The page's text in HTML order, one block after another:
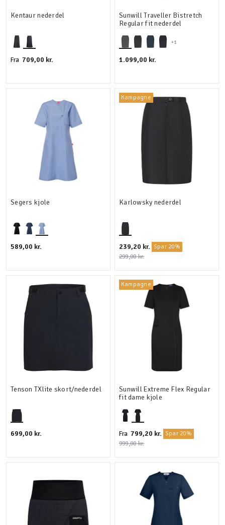
Kentaur nederdel
Fra 709,00 kr.
+1
Sunwill Traveller Bistretch
Regular fit nederdel
1.099,00 kr.
Segers kjole
589,00 kr.
Kampagne
Karlowsky nederdel
239,20 kr. Spar 20%
299,00 kr.
Tenson TXlite skort/nederdel
699,00 kr.
Kampagne
Sunwill Extreme Flex Regular
fit dame kjole
Fra 799,20 kr. Spar 20%
999,00 kr.